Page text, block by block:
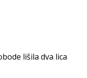
lišila dva lica